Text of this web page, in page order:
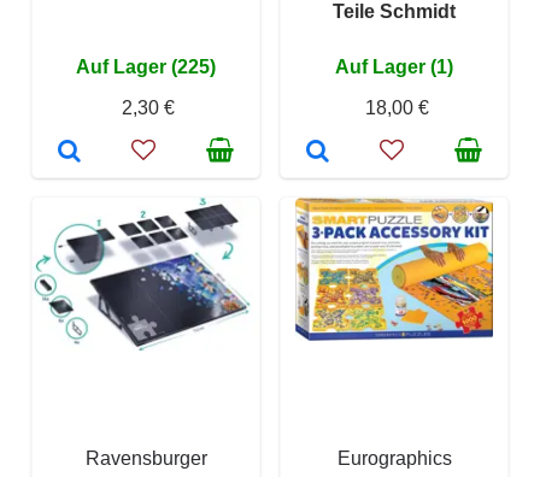
Auf Lager (225)
2,30 €
Teile Schmidt
Auf Lager (1)
18,00 €
Ravensburger
Eurographics